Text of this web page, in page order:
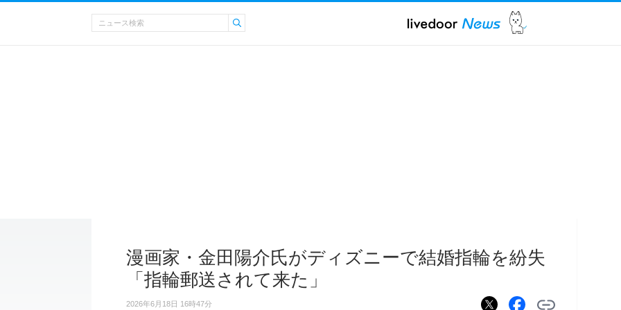
漫画家・金田陽介氏がディズニーで結婚指輪を紛失
「指輪郵送されて来た」
2026年6月18日 16時47分